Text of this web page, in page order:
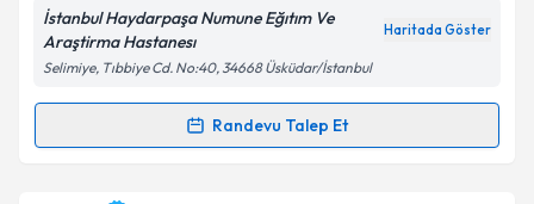
Kişisel verilerimin işlenmesine ilişkinAydınlatma
'ni okudum ve kişisel verilerimin belirtilen
kapsamda işlenmesini kabul ediyorum.
İstanbul Haydarpaşa Numune Eğıtım Ve
Araştirma Hastanesı
Haritada Göster
Selimiye, Tıbbiye Cd. No:40, 34668 Üsküdar/İstanbul
Randevu Talep Et
Randevu Takvimi Talebi